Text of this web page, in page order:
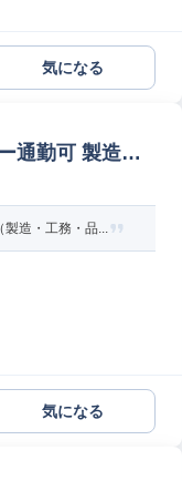
気になる
通勤可 製造オ
製造・工務・品...
気になる